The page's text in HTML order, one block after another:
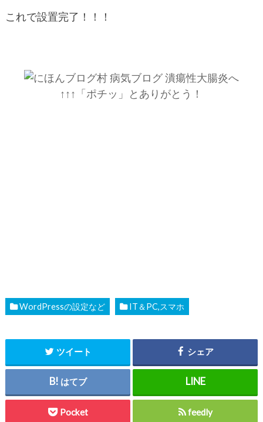
これで設置完了！！！
↑↑↑「ポチッ」とありがとう！
WordPressの設定など IT＆PC,スマホ
ツイート シェア
はてブ
Pocket feedly